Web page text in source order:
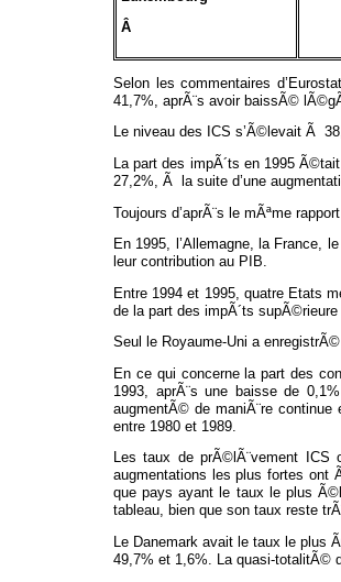
Â
Selon les commentaires
41,7%, aprÃ¨s avoir baissÃ©
Le niveau des ICS s’Ã©levait Ã
La part des impÃ´ts en 1995
27,2%, Ã la suite d’une
Toujours d’aprÃ¨s le mÃªme
En 1995, l’Allemagne, la France,
leur contribution au PIB.
Entre 1994 et 1995, quatre Etats
de la part des impÃ´ts
Seul le Royaume-Uni a
En ce qui concerne la part des
1993, aprÃ¨s une baisse de
augmentÃ© de maniÃ¨re
entre 1980 et 1989.
Les taux de prÃ©lÃ¨vement ICS
augmentations les plus fortes
que pays ayant le taux le plus
tableau, bien que son taux reste
Le Danemark avait le taux le plus
49,7% et 1,6%. La quasi-totalitÃ©